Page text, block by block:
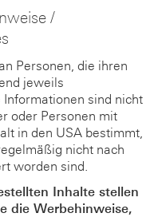
/
Personen, die ihren
jeweils
sind nicht
oder Personen mit
in den USA bestimmt,
nicht nach
worden sind.
Inhalte stellen
die Werbehinweise,